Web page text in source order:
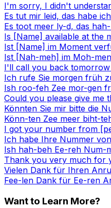
I'm sorry, I didn't
Es tut mir leid, das habe
Es toot meer ly-d, das
Is [Name] available at the
Ist [Name] im Moment
Ist [Nah-meh] im Moh-
I'll call you back
Ich rufe Sie morgen früh
Ish roo-feh Zee mor-gen
Could you please give me
Könnten Sie mir bitte die
Könn-ten Zee meer biht-
I got your number from
Ich habe Ihre Nummer
Ish hah-beh Ee-reh
Thank you very much for
Vielen Dank für Ihren
Fee-len Dank für Ee-ren
Want to Learn More?